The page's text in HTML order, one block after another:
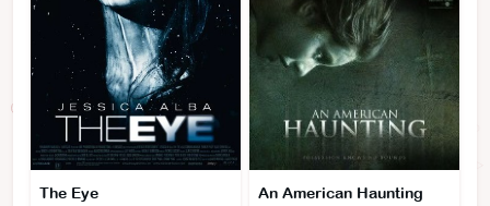
The Eye An American Haunting